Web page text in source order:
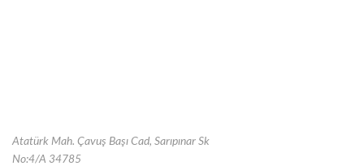
Atatürk Mah. Çavuş Başı Cad, Sarıpınar Sk
No:4/A 34785